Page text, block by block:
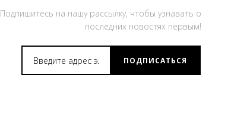
Подпишитесь на нашу рассылку, чтобы узнавать о
последних новостях первым!
ПОДПИСАТЬСЯ